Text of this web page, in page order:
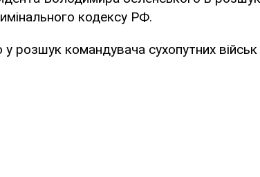
кодексу РФ.
розшук командувача сухопутних